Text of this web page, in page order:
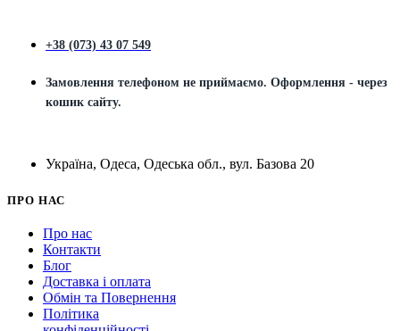
+38 (073) 43 07 549
Замовлення телефоном не приймаємо. Оформлення - через
кошик сайту.
Україна, Одеса, Одеська обл., вул. Базова 20
ПРО НАС
Про нас
Контакти
Блог
Доставка і оплата
Обмін та Повернення
Політика